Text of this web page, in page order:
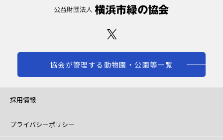
協会が管理する動物園・公園等一覧
採用情報
プライバシーポリシー